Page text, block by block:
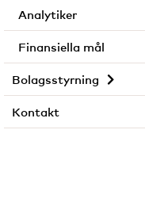
Analytiker
Finansiella mål
Bolagsstyrning
Kontakt